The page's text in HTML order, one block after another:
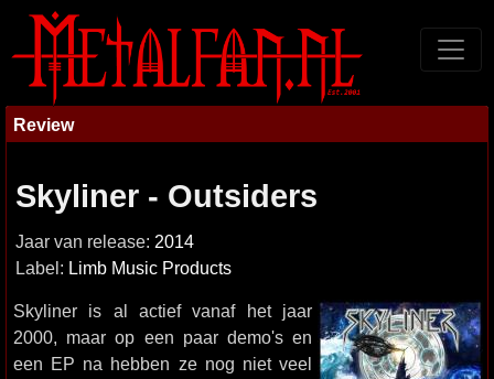
Review
Skyliner - Outsiders
Jaar van release: 2014
Label: Limb Music Products
Skyliner is al actief vanaf het jaar
2000, maar op een paar demo's en
een EP na hebben ze nog niet veel